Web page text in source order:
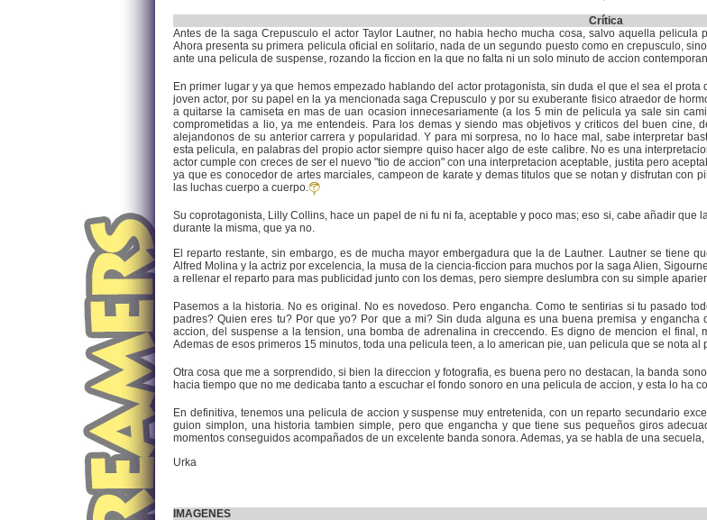
Crítica
Antes de la saga Crepusculo el actor Taylor Lautner, no habia hecho mucha cosa, salvo aquella pelicula
Ahora presenta su primera pelicula oficial en solitario, nada de un segundo puesto como en crepusculo,
ante una pelicula de suspense, rozando la ficcion en la que no falta ni un solo minuto de accion
En primer lugar y ya que hemos empezado hablando del actor protagonista, sin duda el que el sea el prota
joven actor, por su papel en la ya mencionada saga Crepusculo y por su exuberante fisico atraedor de
a quitarse la camiseta en mas de uan ocasion innecesariamente (a los 5 min de pelicula ya sale sin
comprometidas a lio, ya me entendeis. Para los demas y siendo mas objetivos y criticos del buen cine,
alejandonos de su anterior carrera y popularidad. Y para mi sorpresa, no lo hace mal, sabe interpretar
esta pelicula, en palabras del propio actor siempre quiso hacer algo de este calibre. No es una
actor cumple con creces de ser el nuevo "tio de accion" con una interpretacion aceptable, justita pero
ya que es conocedor de artes marciales, campeon de karate y demas titulos que se notan y disfrutan con
las luchas cuerpo a cuerpo.
Su coprotagonista, Lilly Collins, hace un papel de ni fu ni fa, aceptable y poco mas; eso si, cabe añadir
durante la misma, que ya no.
El reparto restante, sin embargo, es de mucha mayor embergadura que la de Lautner. Lautner se tiene
Alfred Molina y la actriz por excelencia, la musa de la ciencia-ficcion para muchos por la saga Alien,
a rellenar el reparto para mas publicidad junto con los demas, pero siempre deslumbra con su simple
Pasemos a la historia. No es original. No es novedoso. Pero engancha. Como te sentirias si tu pasado
padres? Quien eres tu? Por que yo? Por que a mi? Sin duda alguna es una buena premisa y
accion, del suspense a la tension, una bomba de adrenalina in creccendo. Es digno de mencion el
Ademas de esos primeros 15 minutos, toda una pelicula teen, a lo american pie, uan pelicula que se nota
Otra cosa que me a sorprendido, si bien la direccion y fotografia, es buena pero no destacan, la banda
hacia tiempo que no me dedicaba tanto a escuchar el fondo sonoro en una pelicula de accion, y esta lo ha
En definitiva, tenemos una pelicula de accion y suspense muy entretenida, con un reparto secundario
guion simplon, una historia tambien simple, pero que engancha y que tiene sus pequeños giros
momentos conseguidos acompañados de un excelente banda sonora. Ademas, ya se habla de una
Urka
IMAGENES